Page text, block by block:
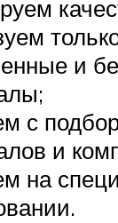
и
с
и
на